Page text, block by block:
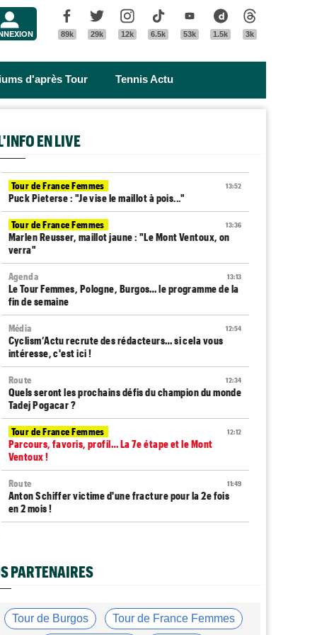
Facebook
89k
Twitter
29k
Instagram
12k
Tik Tok
6.5k
Youtube
53k
Dailymotion
1.5k 3k
d'après Tour Tennis Actu
EN LIVE
13:52
Tour de France Femmes
Puck Pieterse : "Je vise le maillot à pois..."
13:36
Tour de France Femmes
Marlen Reusser, maillot jaune : "Le Mont Ventoux, on
verra"
13:13
Agenda
Le Tour Femmes, Pologne, Burgos… le programme de la
fin de semaine
12:54
Média
Cyclism’Actu recrute des rédacteurs… si cela vous
intéresse, c'est ici !
12:34
Route
Quels seront les prochains défis du champion du monde
Tadej Pogacar ?
12:12
Tour de France Femmes
Parcours, favoris, profil… La 7e étape et le Mont
Ventoux !
11:49
Route
Anton Schiffer victime d'une fracture pour la 2e fois
en 2 mois !
Tour de France Femmes
10:56
Tour d'Espagne
PARTENAIRES
Tour de Burgos Tour de France Femmes